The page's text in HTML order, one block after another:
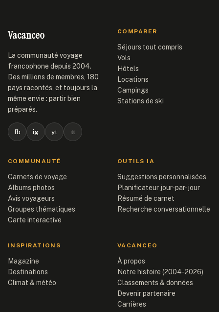
Vacanceo
La communauté voyage
francophone depuis 2004.
Des millions de membres, 180
pays racontés, et toujours la
même envie : partir bien
préparés.
fb ig yt tt
COMPARER
Séjours tout compris
Vols
Hôtels
Locations
Campings
Stations de ski
COMMUNAUTÉ
Carnets de voyage
Albums photos
Avis voyageurs
Groupes thématiques
Carte interactive
OUTILS IA
Suggestions personnalisées
Planificateur jour-par-jour
Résumé de carnet
Recherche conversationnelle
INSPIRATIONS
Magazine
Destinations
Climat & météo
VACANCEO
À propos
Notre histoire (2004-2026)
Classements & données
Devenir partenaire
Carrières